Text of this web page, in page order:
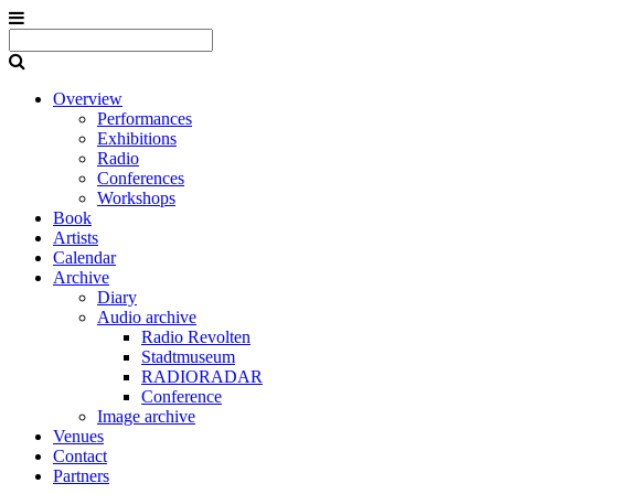
Overview
Performances
Exhibitions
Radio
Conferences
Workshops
Book
Artists
Calendar
Archive
Diary
Audio archive
Radio Revolten
Stadtmuseum
RADIORADAR
Conference
Image archive
Venues
Contact
Partners